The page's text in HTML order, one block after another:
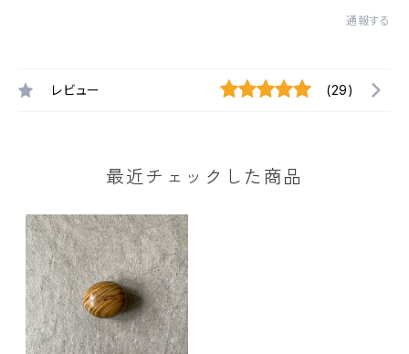
通報する
レビュー (29)
最近チェックした商品